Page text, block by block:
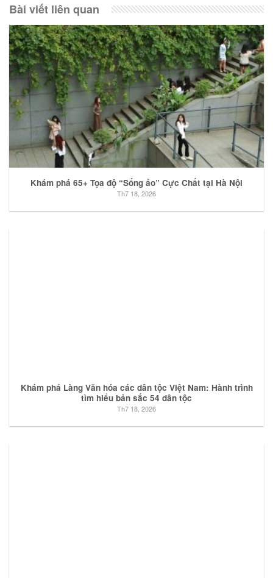
Bài viết liên quan
Khám phá 65+ Tọa độ “Sống ảo” Cực Chất tại Hà Nội
Th7 18, 2026
Khám phá Làng Văn hóa các dân tộc Việt Nam: Hành trình
tìm hiểu bản sắc 54 dân tộc
Th7 18, 2026